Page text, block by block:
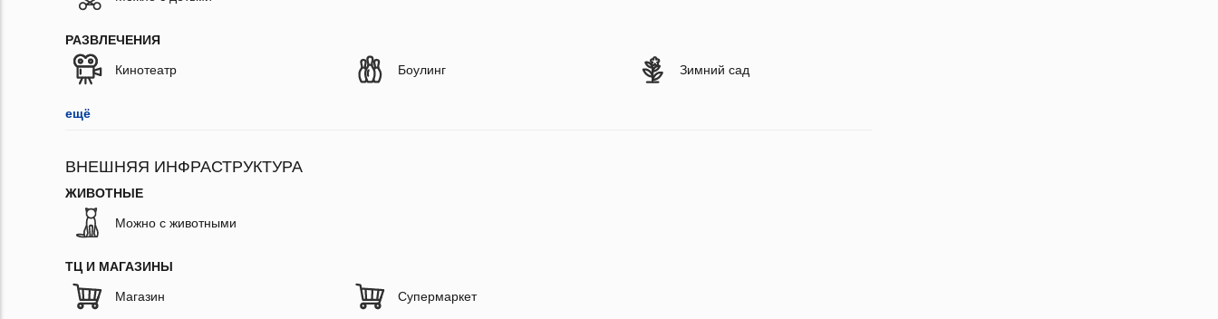
РАЗВЛЕЧЕНИЯ
Кинотеатр Боулинг Зимний сад
ещё
ВНЕШНЯЯ ИНФРАСТРУКТУРА
ЖИВОТНЫЕ
Можно с животными
ТЦ И МАГАЗИНЫ
Магазин Супермаркет